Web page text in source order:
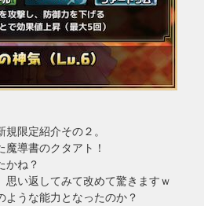
限定紹介その２。
導書のクタアト！
かね？
思い返してみて改めて驚きますｗ
ような能力となったのか？